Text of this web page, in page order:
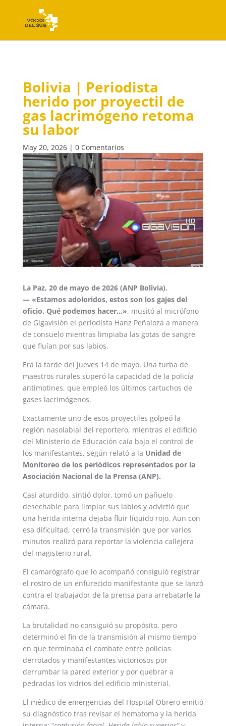
Bolivia | Periodista
herido por proyectil de
gas lacrimógeno retoma
su labor
May 20, 2026| 0 Comentarios
La Paz, 20 de mayo de 2026 (ANP Bolivia).
— «Estamos adoloridos, estos son los gajes del
oficio. Qué podemos hacer…», musitó al micrófono
de Gigavisión el periodista Hanz Peñaloza a manera
de consuelo mientras limpiaba las gotas de sangre
que fluían por sus labios.
Era la tarde del jueves 14 de mayo. Una turba de
maestros rurales superó la capacidad de la policía
antimotines, que empleó los últimos cartuchos de
gases lacrimógenos.
Exactamente uno de esos proyectiles golpeó la
región nasolabial del reportero, mientras el edificio
del Ministerio de Educación caía bajo el control de
los manifestantes, según relató a la Unidad de
Monitoreo de los periódicos representados por la
Asociación Nacional de la Prensa (ANP).
Casi aturdido, sintió dolor, tomó un pañuelo
desechable para limpiar sus labios y advirtió que
una herida interna dejaba fluir líquido rojo. Aun con
esa dificultad, cerró la transmisión que por varios
minutos realizó para reportar la violencia callejera
del magisterio rural.
El camarógrafo que lo acompañó consiguió registrar
el rostro de un enfurecido manifestante que se lanzó
contra el trabajador de la prensa para arrebatarle la
cámara.
La brutalidad no consiguió su propósito, pero
determinó el fin de la transmisión al mismo tiempo
en que terminaba el combate entre policías
derrotados y manifestantes victoriosos por
derrumbar la pared exterior y por quebrar a
pedradas los vidrios del edificio ministerial.
El médico de emergencias del Hospital Obrero emitió
su diagnóstico tras revisar el hematoma y la herida